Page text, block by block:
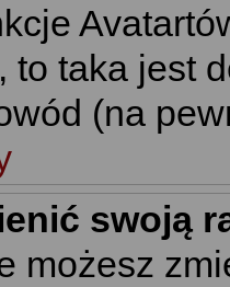
to taka jest
(na
swoją
możesz